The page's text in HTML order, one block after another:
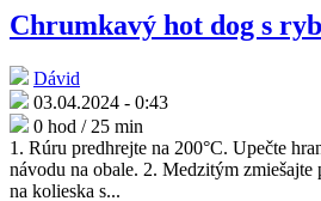
Chrumkavý hot dog s
Dávid
03.04.2024 - 0:43
0 hod / 25 min
1. Rúru predhrejte na 200°C. Upečte
návodu na obale. 2. Medzitým
na kolieska s...